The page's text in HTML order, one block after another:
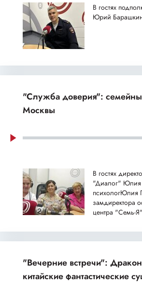
В гостях
Юрий
"Служба доверия":
Москвы
В гостях
"Диалог" Юлия
психологЮлия
замдиректора
центра "Семь-
"Вечерние встречи":
китайские фантастические